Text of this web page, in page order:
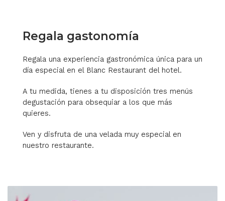
Regala gastonomía
Regala una experiencia gastronómica única para un
día especial en el Blanc Restaurant del hotel.
A tu medida, tienes a tu disposición tres menús
degustación para obsequiar a los que más
quieres.
Ven y disfruta de una velada muy especial en
nuestro restaurante.